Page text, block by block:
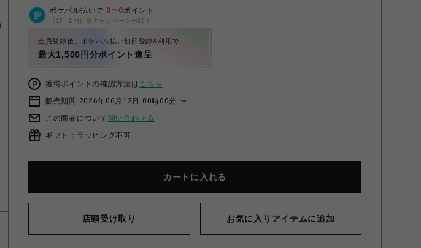
ポケパル払いで 0〜0ポイント
（1P=1円）※キャンペーン分除く
会員登録後、ポケパル払い初回登録&利用で
最大1,500円分ポイント進呈
獲得ポイントの確認方法はこちら
販売期間 2026年06月12日 00時00分 〜
この商品について 問い合わせる
ギフト：ラッピング不可
カートに入れる
店頭受け取り お気に入りアイテムに追加